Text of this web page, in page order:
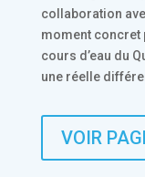
collaboration
moment concret
cours d’eau du
une réelle
VOIR